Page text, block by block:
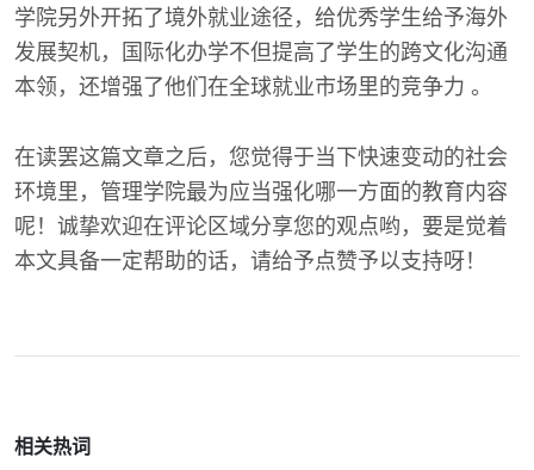
学院另外开拓了境外就业途径，给优秀学生给予海外
发展契机，国际化办学不但提高了学生的跨文化沟通
本领，还增强了他们在全球就业市场里的竞争力 。
在读罢这篇文章之后，您觉得于当下快速变动的社会
环境里，管理学院最为应当强化哪一方面的教育内容
呢！诚挚欢迎在评论区域分享您的观点哟，要是觉着
本文具备一定帮助的话，请给予点赞予以支持呀！
相关热词